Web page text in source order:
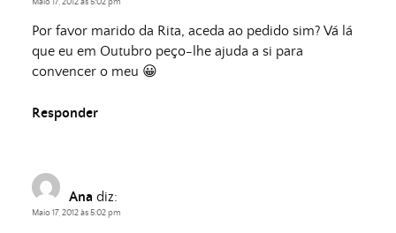
Por favor marido da Rita, aceda ao pedido sim? Vá lá
que eu em Outubro peço-lhe ajuda a si para
convencer o meu 😀
Responder
Ana diz:
Maio 17, 2012 às 5:02 pm